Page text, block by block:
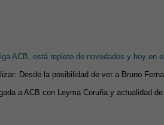
ACB, está repleto de novedades y hoy en
Desde la posibilidad de ver a Bruno
a ACB con Leyma Coruña y actualidad